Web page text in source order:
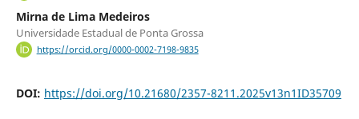
Mirna de Lima Medeiros
Universidade Estadual de Ponta Grossa
https://orcid.org/0000-0002-7198-9835
DOI: https://doi.org/10.21680/2357-8211.2025v13n1ID35709